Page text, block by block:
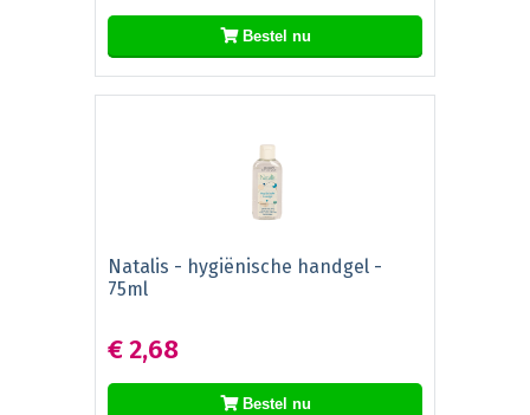
Bestel nu
Natalis - hygiënische handgel -
75ml
€ 2,68
Bestel nu